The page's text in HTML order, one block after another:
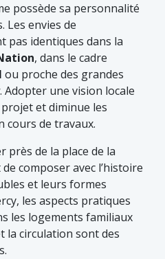
possède sa personnalité
Les envies de
identiques dans la
, dans le cadre
ou proche des grandes
. Adopter une vision locale
et diminue les
cours de travaux.
près de la place de la
composer avec l’histoire
et leurs formes
les aspects pratiques
les logements familiaux
la circulation sont des